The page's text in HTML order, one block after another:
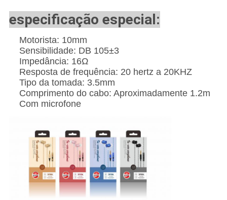
especificação especial:
Motorista: 10mm
Sensibilidade: DB 105±3
Impedância: 16Ω
Resposta de frequência: 20 hertz a 20KHZ
Tipo da tomada: 3.5mm
Comprimento do cabo: Aproximadamente 1.2m
Com microfone